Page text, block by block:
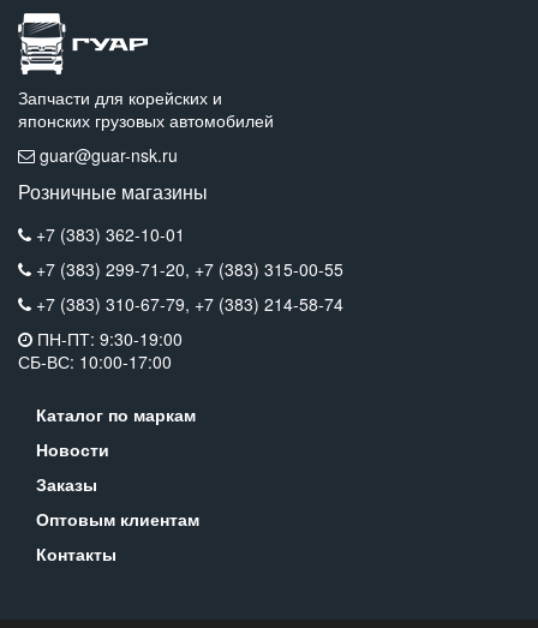
Запчасти для корейских и
японских грузовых автомобилей
guar@guar-nsk.ru
Розничные магазины
+7 (383) 362-10-01
+7 (383) 299-71-20, +7 (383) 315-00-55
+7 (383) 310-67-79, +7 (383) 214-58-74
ПН-ПТ: 9:30-19:00
СБ-ВС: 10:00-17:00
Каталог по маркам
Новости
Заказы
Оптовым клиентам
Контакты